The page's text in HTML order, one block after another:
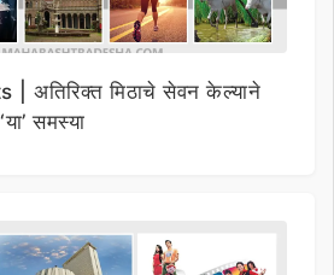
अतिरिक्त मिठाचे सेवन केल्याने
समस्या